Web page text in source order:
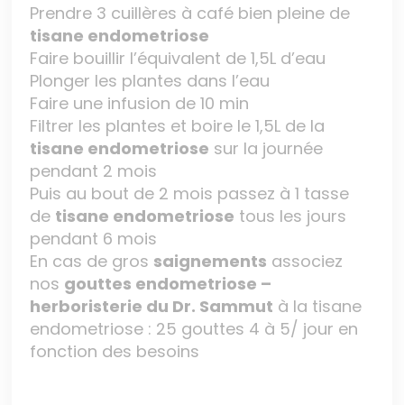
Prendre 3 cuillères à café bien pleine de
tisane endometriose
Faire bouillir l’équivalent de 1,5L d’eau
Plonger les plantes dans l’eau
Faire une infusion de 10 min
Filtrer les plantes et boire le 1,5L de la
tisane endometriose sur la journée
pendant 2 mois
Puis au bout de 2 mois passez à 1 tasse
de tisane endometriose tous les jours
pendant 6 mois
En cas de gros saignements associez
nos gouttes endometriose –
herboristerie du Dr. Sammut à la tisane
endometriose : 25 gouttes 4 à 5/ jour en
fonction des besoins